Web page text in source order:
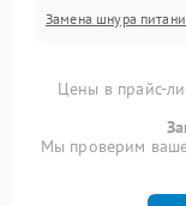
Замена шнура
Цены в прайс-
Мы проверим